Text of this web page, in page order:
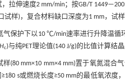
拉伸速度2 mm/min；按GB/T
样)，复合材料缺口深度为1 mm，试样
气保护下以10 ℃/min速率进行升降温
Hc)与纯PET理论值(140 J/g)的比值计算结
(80 mm×10 mm×4 mm)置于氧氮混
s或燃烧长度≥50 mm的最低氧浓度